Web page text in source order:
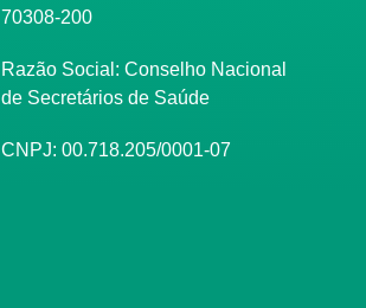
70308-200
Razão Social: Conselho Nacional
de Secretários de Saúde
CNPJ: 00.718.205/0001-07